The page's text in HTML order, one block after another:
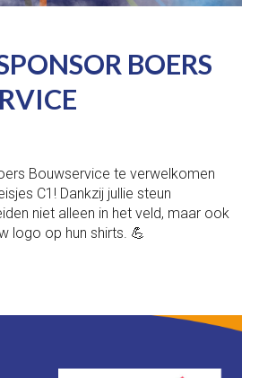
BOERS
Bouwservice te verwelkomen
C1! Dankzij jullie steun
niet alleen in het veld, maar ook
logo op hun shirts. 💪